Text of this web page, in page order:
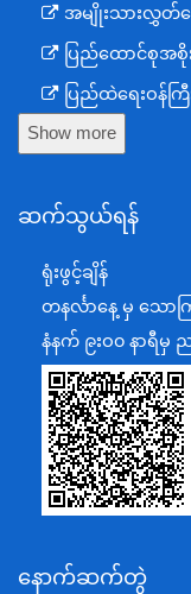
အမျိုးသားလွှတ်
ပြည်ထောင်စုအစို
ပြည်ထဲရေးဝန်ကြီ
ကာကွယ်ရေးဝန်ကြီ
စီမံကိန်း၊ဘဏ္ဍာရ
အပြည်ပြည်ဆိုင်ရ
ပြန်ကြားရေးဝန်က
သာသနာရေးနှင့် ယ
စိုက်ပျိုးရေး၊မွေး
ပို့ဆောင်ရေးနှင့်
သယံဇာတနှင့်ပတ်ဝန်
အလုပ်သမား၊လူဝ
Show more
ဆက်သွယ်ရန်
ရုံးဖွင့်ချိန်
တနင်္လာနေ့ မှ သော
နံနက် ၉းဝ၀ နာရီမှ
နောက်ဆက်တွဲ